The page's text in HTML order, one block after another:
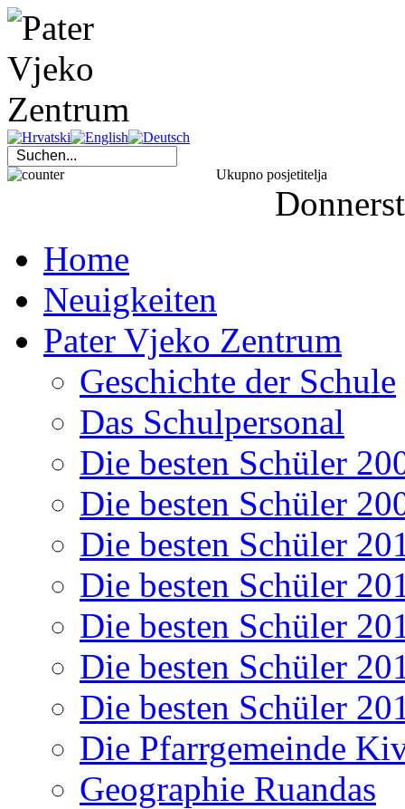
Ukupno posjetitelja
Home
Neuigkeiten
Pater Vjeko Zentrum
Geschichte der Schule
Das Schulpersonal
Die besten Schüler
Die besten Schüler
Die besten Schüler
Die besten Schüler
Die besten Schüler
Die besten Schüler
Die besten Schüler
Die Pfarrgemeinde
Geographie Ruandas